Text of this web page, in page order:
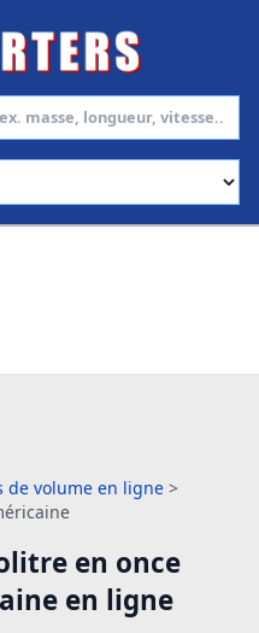
de volume en ligne >
en once
en ligne